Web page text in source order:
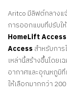
Aritco มีลิฟต์กลางแ
การออกแบบที่ปรับใ
HomeLift Access
Access สําหรับกา
เหล่านี้สร้างขึ้นโดย
อากาศและอุณหภูมิที่
ให้เลือกมากกว่า